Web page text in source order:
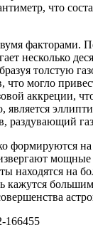
что
факторами.
несколько
толстую
что могло
аккреции,
раздувающий
формируются
находятся на
166455